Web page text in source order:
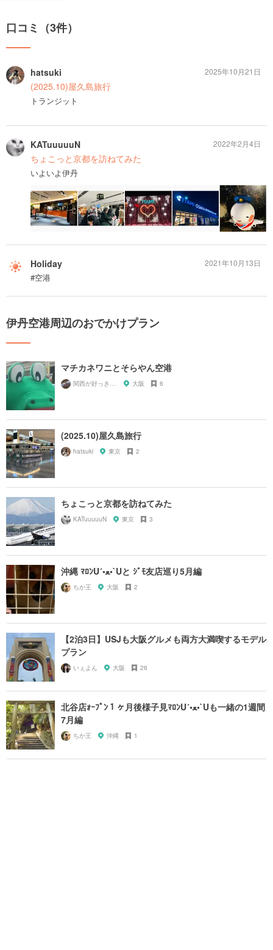
口コミ（3件）
hatsuki
(2025.10)屋久島旅行
トランジット
2025年10月21日
KATuuuuuN
ちょこっと京都を訪ねてみた
いよいよ伊丹
2022年2月4日
Holiday
#空港
2021年10月13日
伊丹空港周辺のおでかけプラン
マチカネワニとそらやん空港
関西が好っきゃねん 大阪 6
(2025.10)屋久島旅行
hatsuki 東京 2
ちょこっと京都を訪ねてみた
KATuuuuuN 東京 3
沖縄 ﾏﾛﾝU´•ﻌ•`Uと ｼﾞﾓ友店巡り5月編
ちか王 大阪 2
【2泊3日】USJも大阪グルメも両方大満喫するモデル
プラン
いぇよん 大阪 26
北谷店ｫｰﾌﾟﾝ１ヶ月後様子見ﾏﾛﾝU´•ﻌ•`Uも一緒の1週間
7月編
ちか王 沖縄 1